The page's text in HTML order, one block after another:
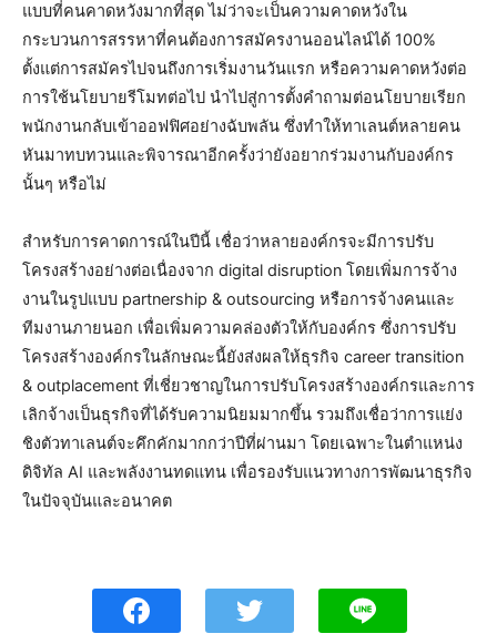
แบบที่คนคาดหวังมากที่สุด ไม่ว่าจะเป็นความคาดหวังใน
กระบวนการสรรหาที่คนต้องการสมัครงานออนไลน์ได้ 100%
ตั้งแต่การสมัครไปจนถึงการเริ่มงานวันแรก หรือความคาดหวังต่อ
การใช้นโยบายรีโมทต่อไป นำไปสู่การตั้งคำถามต่อนโยบายเรียก
พนักงานกลับเข้าออฟฟิศอย่างฉับพลัน ซึ่งทำให้ทาเลนต์หลายคน
หันมาทบทวนและพิจารณาอีกครั้งว่ายังอยากร่วมงานกับองค์กร
นั้นๆ หรือไม่
สำหรับการคาดการณ์ในปีนี้ เชื่อว่าหลายองค์กรจะมีการปรับ
โครงสร้างอย่างต่อเนื่องจาก digital disruption โดยเพิ่มการจ้าง
งานในรูปแบบ partnership & outsourcing หรือการจ้างคนและ
ทีมงานภายนอก เพื่อเพิ่มความคล่องตัวให้กับองค์กร ซึ่งการปรับ
โครงสร้างองค์กรในลักษณะนี้ยังส่งผลให้ธุรกิจ career transition
& outplacement ที่เชี่ยวชาญในการปรับโครงสร้างองค์กรและการ
เลิกจ้างเป็นธุรกิจที่ได้รับความนิยมมากขึ้น รวมถึงเชื่อว่าการแย่ง
ชิงตัวทาเลนต์จะคึกคักมากกว่าปีที่ผ่านมา โดยเฉพาะในตำแหน่ง
ดิจิทัล AI และพลังงานทดแทน เพื่อรองรับแนวทางการพัฒนาธุรกิจ
ในปัจจุบันและอนาคต